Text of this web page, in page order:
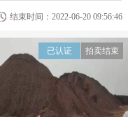
结束时间：2022-06-20 09:56:46
拍卖结束
已认证